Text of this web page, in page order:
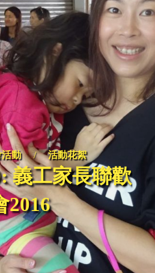
動 / 活動花絮
義工家長聯歡
2016